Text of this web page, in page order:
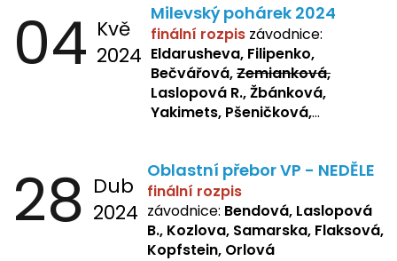
04 Kvě
2024
Milevský pohárek 2024
finální rozpis závodnice:
Eldarusheva, Filipenko,
Bečvářová,Zemianková,
Laslopová R., Žbánková,
Yakimets, Pšeničková,
28 Dub
2024
Oblastní přebor VP - NEDĚLE
finální rozpis
závodnice: Bendová, Laslopová
B., Kozlova, Samarska, Flaksová,
Kopfstein, Orlová